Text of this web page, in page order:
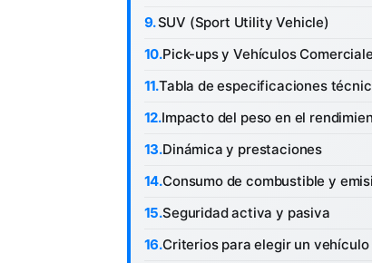
SUV (Sport Utility Vehicle)
Pick-ups y Vehículos
Tabla de especificaciones
Impacto del peso en el
Dinámica y prestaciones
Consumo de combustible y
Seguridad activa y pasiva
Criterios para elegir un